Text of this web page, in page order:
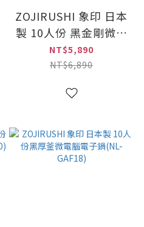
ZOJIRUSHI 象印 日本
製 10人份 黑金剛微電
腦電子鍋(NS-ZEF18)
NT$5,890
NT$6,890